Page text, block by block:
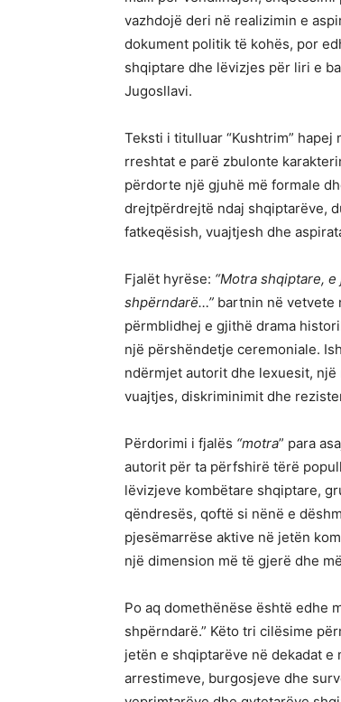
vazhdojë deri në realizimin e
dokument politik të kohës, por
shqiptare dhe lëvizjes për liri e
Jugosllavi.
Teksti i titulluar “Kushtrim”
rreshtat e parë zbulonte
përdorte një gjuhë më formale
drejtpërdrejtë ndaj shqiptarëve,
fatkeqësish, vuajtjesh dhe
Fjalët hyrëse: “Motra shqiptare,
shpërndarë…” bartnin në vetvete
përmblidhej e gjithë drama
një përshëndetje ceremoniale.
ndërmjet autorit dhe lexuesit,
vuajtjes, diskriminimit dhe
Përdorimi i fjalës “motra” para
autorit për ta përfshirë tërë
lëvizjeve kombëtare shqiptare,
qëndresës, qoftë si nënë e
pjesëmarrëse aktive në jetën
një dimension më të gjerë dhe
Po aq domethënëse është edhe
shpërndarë.” Këto tri cilësime
jetën e shqiptarëve në dekadat
arrestimeve, burgosjeve dhe